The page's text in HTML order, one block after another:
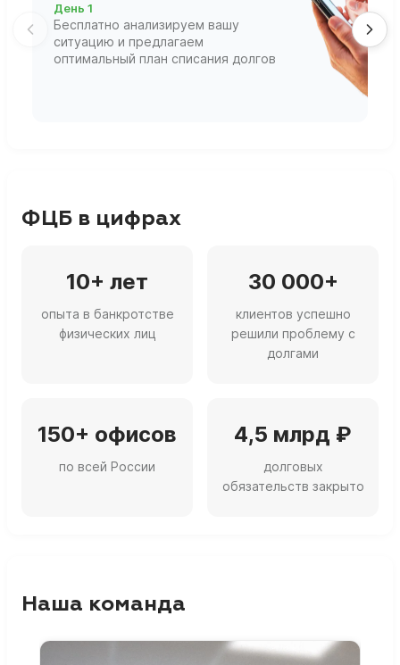
День 1
Бесплатно анализируем вашу
ситуацию и предлагаем
оптимальный план списания долгов
ФЦБ в цифрах
10+ лет
опыта в банкротстве
физических лиц
30 000+
клиентов успешно
решили проблему с
долгами
150+ офисов
по всей России
4,5 млрд ₽
долговых
обязательств закрыто
Наша команда